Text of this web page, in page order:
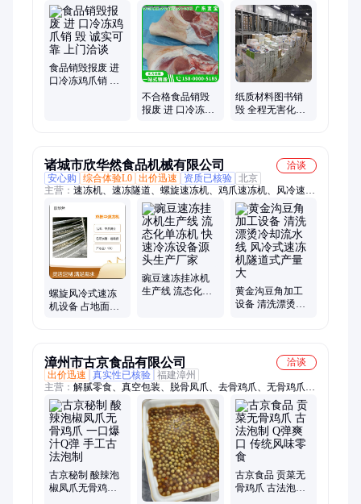
食品销毁报废 进
口冷冻鸡爪销 毁
不合格食品销毁
报废 进 口冷冻鸡
纸质材料图书销
毁 全程无害化处
诸城市欣华然食品机械有限公司
洽谈
安心购
综合体验L0 出价迅速 资质已核验 北京
主营： 速冻机、速冻隧道、螺旋速冻机、鸡爪速冻机、风冷速冻
设备
螺旋风冷式速冻
机设备 占地面积
豌豆速冻挂冰机
生产线 流态化单
黄金沟豆角加工
设备 清洗漂烫冷
漳州市古京食品有限公司
洽谈
出价迅速
真实性已核验 福建漳州
主营： 解腻零食、真空包装、脱骨凤爪、去骨鸡爪、无骨鸡爪、
脱骨鸡爪、开胃贡菜鸡爪、无骨贡菜鸡爪、即食贡菜鸡爪、酸辣
贡菜鸡爪、贡菜鸡爪零食、卤味贡菜鸡爪、即食零食、解馋零
食、卤味零食、弹软糯凤爪、脆爽贡菜凤爪、贡菜无骨凤爪、美
味休闲零食、休闲熟肉零食、食品无骨凤爪、酸辣开胃零食
古京秘制 酸辣泡
椒凤爪无骨鸡爪
古京食品 贡菜无
骨鸡爪 古法泡制